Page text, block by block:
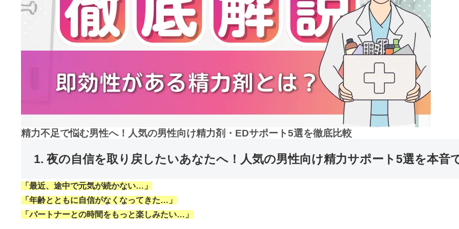
精力不足で悩む男性へ！人気の男性向け精力剤・EDサポート5選を徹底比較
1. 夜の自信を取り戻したいあなたへ！人気の男性向け精力サポート5選を本音
「最近、途中で元気が続かない…」
「年齢とともに自信がなくなってきた…」
「パートナーとの時間をもっと楽しみたい…」